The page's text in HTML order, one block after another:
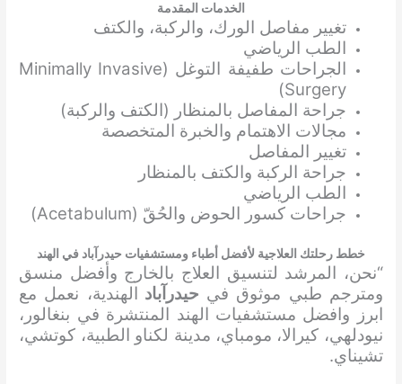
الخدمات المقدمة
تغيير مفاصل الورك، والركبة، والكتف
الطب الرياضي
الجراحات طفيفة التوغل (Minimally Invasive
Surgery)
جراحة المفاصل بالمنظار (الكتف والركبة)
مجالات الاهتمام والخبرة المتخصصة
تغيير المفاصل
جراحة الركبة والكتف بالمنظار
الطب الرياضي
جراحات كسور الحوض والحُقّ (Acetabulum)
خطط رحلتك العلاجية لأفضل أطباء ومستشفيات حيدرآباد في الهند
“نحن، المرشد لتنسيق العلاج بالخارج وأفضل منسق
ومترجم طبي موثوق في حيدرآباد الهندية، نعمل مع
ابرز وافضل مستشفيات الهند المنتشرة في بنغالور،
نيودلهي، كيرالا، مومباي، مدينة لكناو الطبية، كوتشي،
تشيناي.